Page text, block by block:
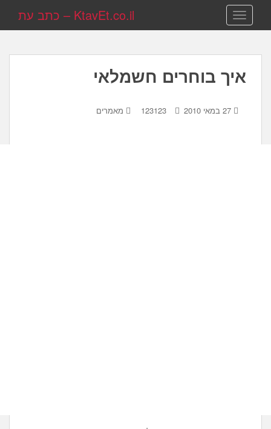
TOGGLE NAVIGATION KtavEt.co.il – כתב עת
איך בוחרים חשמלאי
27 במאי 2010 123123 מאמרים